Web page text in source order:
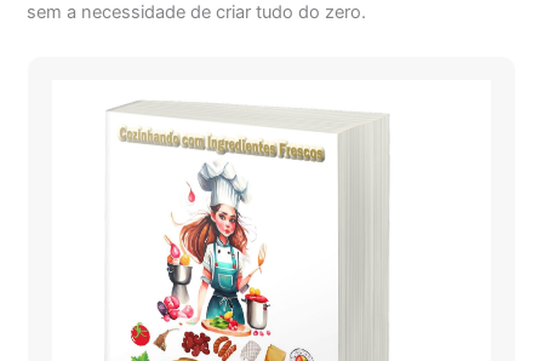
sem a necessidade de criar tudo do zero.